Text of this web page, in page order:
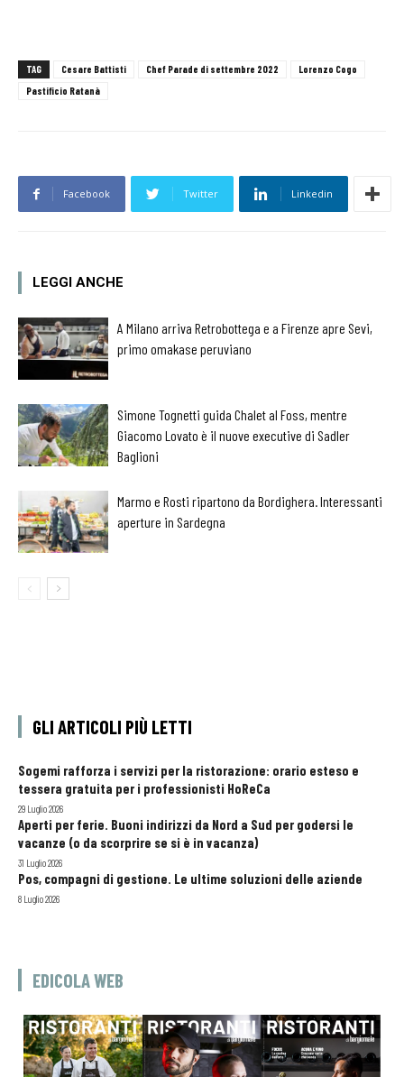
TAG Cesare Battisti Chef Parade di settembre 2022
Lorenzo Cogo
Pastificio Ratanà
Facebook Twitter Linkedin
LEGGI ANCHE
A Milano arriva Retrobottega e a Firenze apre Sevi,
primo omakase peruviano
Simone Tognetti guida Chalet al Foss, mentre
Giacomo Lovato è il nuove executive di Sadler
Baglioni
Marmo e Rosti ripartono da Bordighera. Interessanti
aperture in Sardegna
GLI ARTICOLI PIÙ LETTI
Sogemi rafforza i servizi per la ristorazione: orario esteso e
tessera gratuita per i professionisti HoReCa
29 Luglio 2026
Aperti per ferie. Buoni indirizzi da Nord a Sud per godersi le
vacanze (o da scorprire se si è in vacanza)
31 Luglio 2026
Pos, compagni di gestione. Le ultime soluzioni delle aziende
8 Luglio 2026
EDICOLA WEB